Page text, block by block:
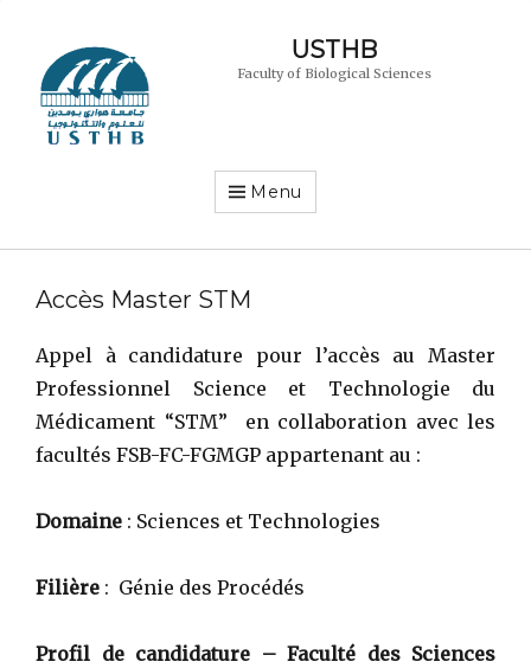
USTHB
Faculty of Biological Sciences
Menu
Accès Master STM
Appel à candidature pour l’accès au Master
Professionnel Science et Technologie du
Médicament “STM” en collaboration avec les
facultés FSB-FC-FGMGP appartenant au :
Domaine : Sciences et Technologies
Filière : Génie des Procédés
Profil de candidature – Faculté des Sciences